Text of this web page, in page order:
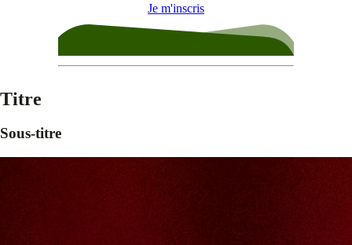
Je m'inscris
Titre
Sous-titre